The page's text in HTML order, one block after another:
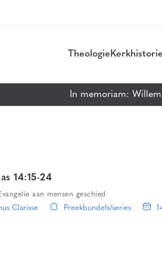
Theologie Kerkhistorie
In memoriam:
14:15-24
aan mensen geschied
Clarisse Preekbundels/series